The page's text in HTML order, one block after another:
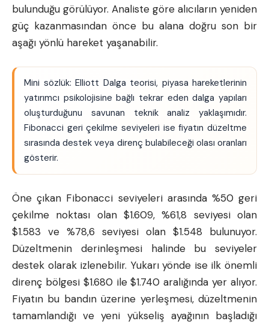
bulunduğu görülüyor. Analiste göre alıcıların yeniden
güç kazanmasından önce bu alana doğru son bir
aşağı yönlü hareket yaşanabilir.
Mini sözlük: Elliott Dalga teorisi, piyasa hareketlerinin
yatırımcı psikolojisine bağlı tekrar eden dalga yapıları
oluşturduğunu savunan teknik analiz yaklaşımıdır.
Fibonacci geri çekilme seviyeleri ise fiyatın düzeltme
sırasında destek veya direnç bulabileceği olası oranları
gösterir.
Öne çıkan Fibonacci seviyeleri arasında %50 geri
çekilme noktası olan $1.609, %61,8 seviyesi olan
$1.583 ve %78,6 seviyesi olan $1.548 bulunuyor.
Düzeltmenin derinleşmesi halinde bu seviyeler
destek olarak izlenebilir. Yukarı yönde ise ilk önemli
direnç bölgesi $1.680 ile $1.740 aralığında yer alıyor.
Fiyatın bu bandın üzerine yerleşmesi, düzeltmenin
tamamlandığı ve yeni yükseliş ayağının başladığı